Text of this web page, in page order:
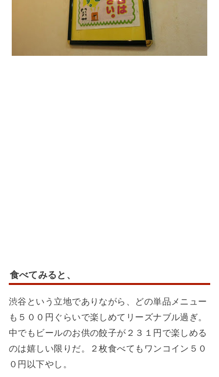
食べてみると、
渋谷という立地でありながら、どの単品メニュー
も５００円ぐらいで楽しめてリーズナブル過ぎ。
中でもビールのお供の餃子が２３１円で楽しめる
のは嬉しい限りだ。２枚食べてもワンコイン５０
０円以下やし。